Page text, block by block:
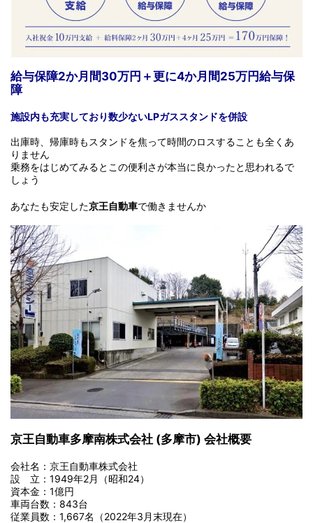
給与保障2か月間30万円＋更に4か月間25万円給与保
障
施設内も充実しており数少ないLPガススタンドを併設
出庫時、帰庫時もスタンドを焦って時間のロスすることも全くあ
りません
乗務をはじめてみるとこの便利さが本当に良かったと思われるで
しょう
あなたも安定した京王自動車で働きませんか
京王自動車多摩南株式会社 (多摩市) 会社概要
会社名：京王自動車株式会社
設 立：1949年2月（昭和24）
資本金：1億円
車両台数：843台
従業員数：1,667名（2022年3月末現在）